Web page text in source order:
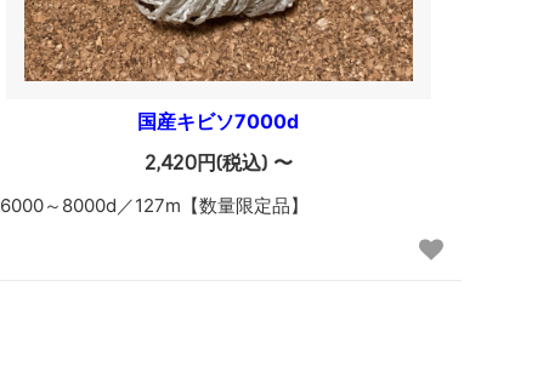
国産キビソ7000d
2,420円(税込) 〜
6000～8000d／127m【数量限定品】